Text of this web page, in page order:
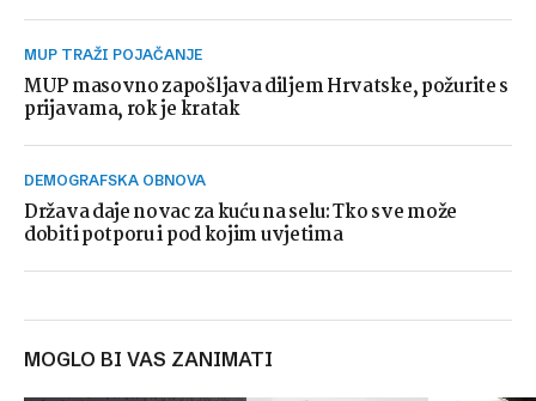
MUP TRAŽI POJAČANJE
MUP masovno zapošljava diljem Hrvatske, požurite s
prijavama, rok je kratak
DEMOGRAFSKA OBNOVA
Država daje novac za kuću na selu: Tko sve može
dobiti potporu i pod kojim uvjetima
MOGLO BI VAS ZANIMATI